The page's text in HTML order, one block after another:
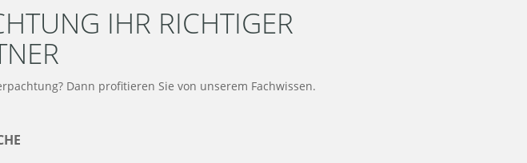
IHR RICHTIGER
Dann profitieren Sie von unserem Fachwissen.